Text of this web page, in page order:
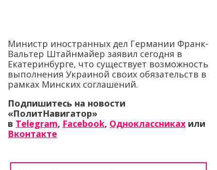
Министр иностранных дел Германии Франк-
Вальтер Штайнмайер заявил сегодня в
Екатеринбурге, что существует возможность
выполнения Украиной своих обязательств в
рамках Минских соглашений.
Подпишитесь на новости
«ПолитНавигатор»
в Telegram, Facebook, Одноклассниках или
Вконтакте